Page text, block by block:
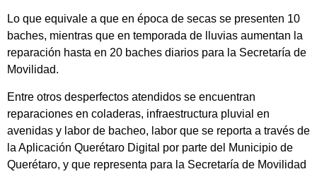
Lo que equivale a que en época de secas se presenten 10
baches, mientras que en temporada de lluvias aumentan la
reparación hasta en 20 baches diarios para la Secretaría de
Movilidad.
Entre otros desperfectos atendidos se encuentran
reparaciones en coladeras, infraestructura pluvial en
avenidas y labor de bacheo, labor que se reporta a través de
la Aplicación Querétaro Digital por parte del Municipio de
Querétaro, y que representa para la Secretaría de Movilidad